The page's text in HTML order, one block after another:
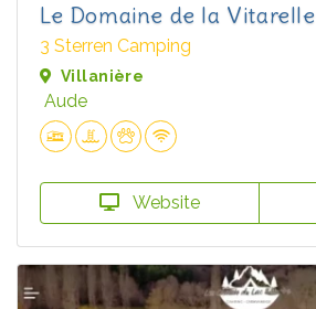
Le Domaine de la Vitarelle
3 Sterren Camping
Villanière
Aude
Website